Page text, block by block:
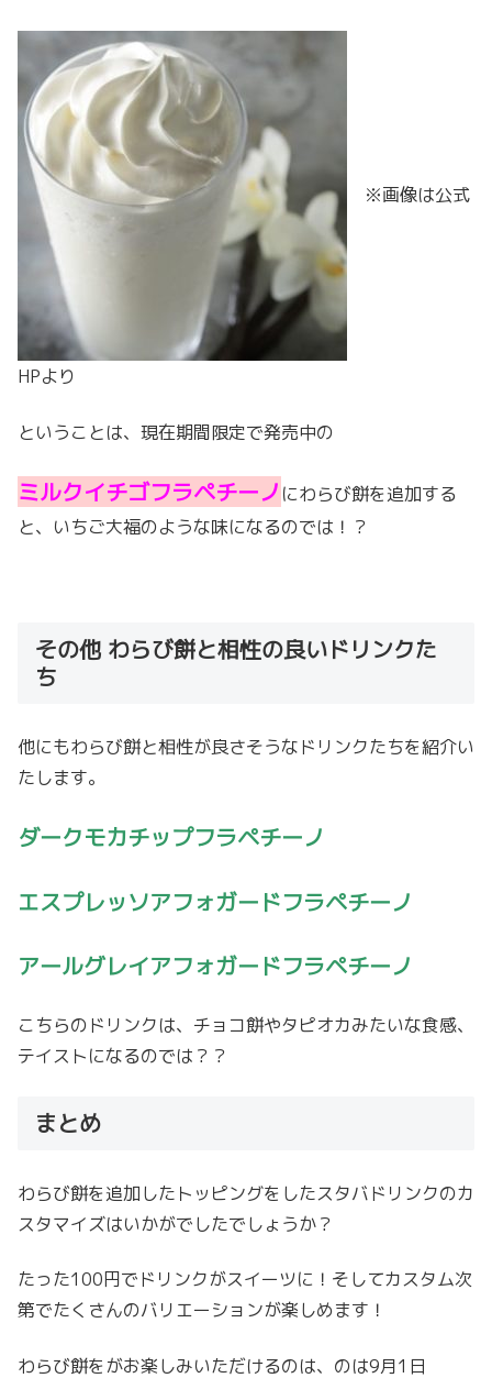
※画像は公式
HPより
ということは、現在期間限定で発売中の
ミルクイチゴフラペチーノ にわらび餅を追加する
と、いちご大福のような味になるのでは！？
その他 わらび餅と相性の良いドリンクた
ち
他にもわらび餅と相性が良さそうなドリンクたちを紹介い
たします。
ダークモカチップフラペチーノ
エスプレッソアフォガードフラペチーノ
アールグレイアフォガードフラペチーノ
こちらのドリンクは、チョコ餅やタピオカみたいな食感、
テイストになるのでは？？
まとめ
わらび餅を追加したトッピングをしたスタバドリンクのカ
スタマイズはいかがでしたでしょうか？
たった100円でドリンクがスイーツに！そしてカスタム次
第でたくさんのバリエーションが楽しめます！
わらび餅をがお楽しみいただけるのは、のは9月1 日